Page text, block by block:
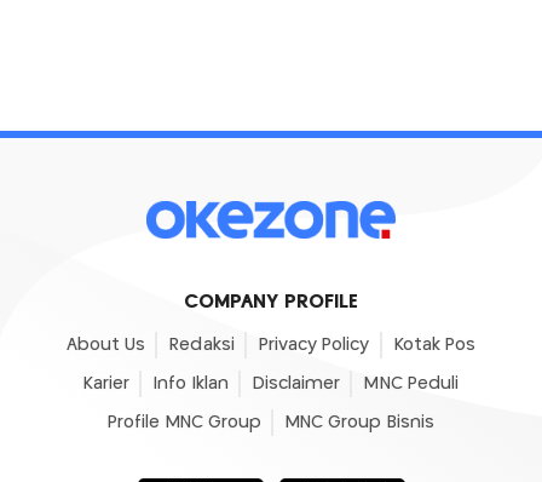
COMPANY PROFILE
About Us Redaksi Privacy Policy Kotak Pos
Karier Info Iklan Disclaimer MNC Peduli
Profile MNC Group MNC Group Bisnis